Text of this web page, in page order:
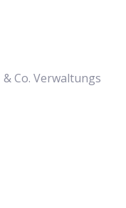
Co. Verwaltungs